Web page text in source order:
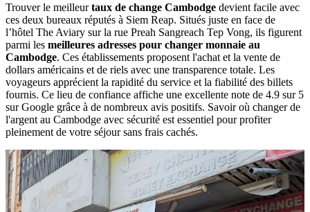
Trouver le meilleurtaux de change Cambodge devient facile avec
ces deux bureaux réputés à Siem Reap. Situés juste en face de
l’hôtel The Aviary sur la rue Preah Sangreach Tep Vong, ils figurent
parmi les meilleures adresses pour changer monnaie au
Cambodge. Ces établissements proposent l'achat et la vente de
dollars américains et de riels avec une transparence totale. Les
voyageurs apprécient la rapidité du service et la fiabilité des billets
fournis. Ce lieu de confiance affiche une excellente note de 4.9 sur 5
sur Google grâce à de nombreux avis positifs. Savoir où changer de
l'argent au Cambodge avec sécurité est essentiel pour profiter
pleinement de votre séjour sans frais cachés.